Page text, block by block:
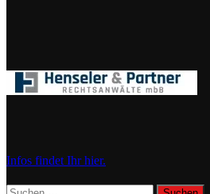
Infos findet Ihr hier.
Suchen